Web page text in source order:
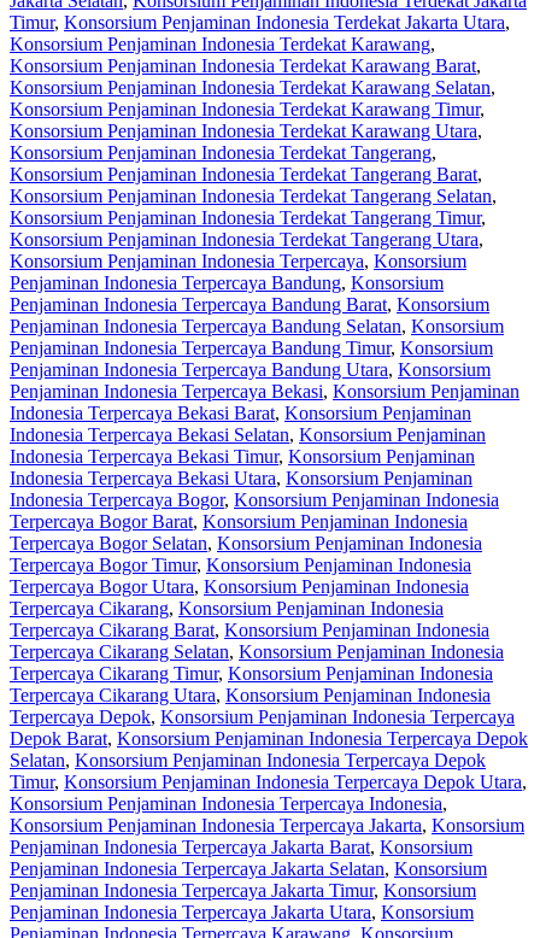
Timur, Konsorsium Penjaminan Indonesia Terdekat Jakarta Utara,
Konsorsium Penjaminan Indonesia Terdekat Karawang,
Konsorsium Penjaminan Indonesia Terdekat Karawang Barat,
Konsorsium Penjaminan Indonesia Terdekat Karawang Selatan,
Konsorsium Penjaminan Indonesia Terdekat Karawang Timur,
Konsorsium Penjaminan Indonesia Terdekat Karawang Utara,
Konsorsium Penjaminan Indonesia Terdekat Tangerang,
Konsorsium Penjaminan Indonesia Terdekat Tangerang Barat,
Konsorsium Penjaminan Indonesia Terdekat Tangerang Selatan,
Konsorsium Penjaminan Indonesia Terdekat Tangerang Timur,
Konsorsium Penjaminan Indonesia Terdekat Tangerang Utara,
Konsorsium Penjaminan Indonesia Terpercaya, Konsorsium
Penjaminan Indonesia Terpercaya Bandung, Konsorsium
Penjaminan Indonesia Terpercaya Bandung Barat, Konsorsium
Penjaminan Indonesia Terpercaya Bandung Selatan, Konsorsium
Penjaminan Indonesia Terpercaya Bandung Timur, Konsorsium
Penjaminan Indonesia Terpercaya Bandung Utara, Konsorsium
Penjaminan Indonesia Terpercaya Bekasi, Konsorsium Penjaminan
Indonesia Terpercaya Bekasi Barat, Konsorsium Penjaminan
Indonesia Terpercaya Bekasi Selatan, Konsorsium Penjaminan
Indonesia Terpercaya Bekasi Timur, Konsorsium Penjaminan
Indonesia Terpercaya Bekasi Utara, Konsorsium Penjaminan
Indonesia Terpercaya Bogor, Konsorsium Penjaminan Indonesia
Terpercaya Bogor Barat, Konsorsium Penjaminan Indonesia
Terpercaya Bogor Selatan, Konsorsium Penjaminan Indonesia
Terpercaya Bogor Timur, Konsorsium Penjaminan Indonesia
Terpercaya Bogor Utara, Konsorsium Penjaminan Indonesia
Terpercaya Cikarang, Konsorsium Penjaminan Indonesia
Terpercaya Cikarang Barat, Konsorsium Penjaminan Indonesia
Terpercaya Cikarang Selatan, Konsorsium Penjaminan Indonesia
Terpercaya Cikarang Timur, Konsorsium Penjaminan Indonesia
Terpercaya Cikarang Utara, Konsorsium Penjaminan Indonesia
Terpercaya Depok, Konsorsium Penjaminan Indonesia Terpercaya
Depok Barat, Konsorsium Penjaminan Indonesia Terpercaya Depok
Selatan, Konsorsium Penjaminan Indonesia Terpercaya Depok
Timur, Konsorsium Penjaminan Indonesia Terpercaya Depok Utara,
Konsorsium Penjaminan Indonesia Terpercaya Indonesia,
Konsorsium Penjaminan Indonesia Terpercaya Jakarta, Konsorsium
Penjaminan Indonesia Terpercaya Jakarta Barat, Konsorsium
Penjaminan Indonesia Terpercaya Jakarta Selatan, Konsorsium
Penjaminan Indonesia Terpercaya Jakarta Timur, Konsorsium
Penjaminan Indonesia Terpercaya Jakarta Utara, Konsorsium
Penjaminan Indonesia Terpercaya Karawang Konsorsium